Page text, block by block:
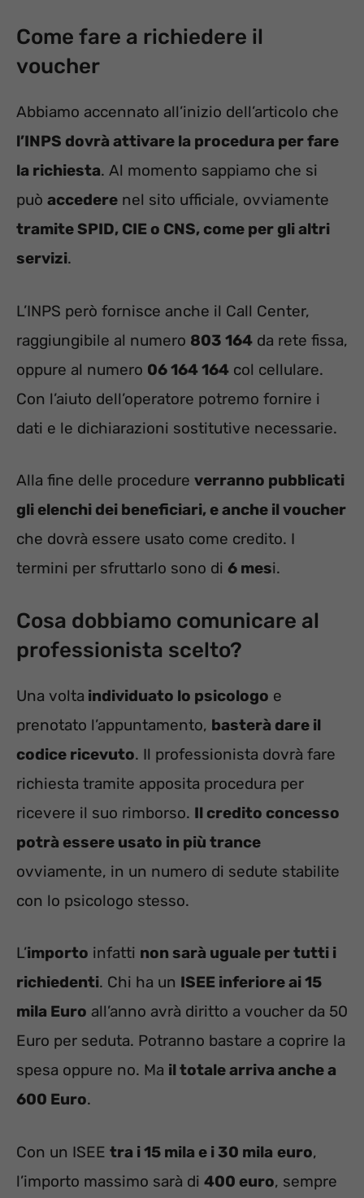
Come fare a richiedere il
voucher
Abbiamo accennato all’inizio dell’articolo che
l’INPS dovrà attivare la procedura per fare
la richiesta. Al momento sappiamo che si
può accedere nel sito ufficiale, ovviamente
tramite SPID, CIE o CNS, come per gli altri
servizi.
L’INPS però fornisce anche il Call Center,
raggiungibile al numero 803 164 da rete fissa,
oppure al numero 06 164 164 col cellulare.
Con l’aiuto dell’operatore potremo fornire i
dati e le dichiarazioni sostitutive necessarie.
Alla fine delle procedure verranno pubblicati
gli elenchi dei beneficiari, e anche il voucher
che dovrà essere usato come credito. I
termini per sfruttarlo sono di 6 mesi.
Cosa dobbiamo comunicare al
professionista scelto?
Una volta individuato lo psicologo e
prenotato l’appuntamento, basterà dare il
codice ricevuto. Il professionista dovrà fare
richiesta tramite apposita procedura per
ricevere il suo rimborso. Il credito concesso
potrà essere usato in più trance
ovviamente, in un numero di sedute stabilite
con lo psicologo stesso.
L’importo infatti non sarà uguale per tutti i
richiedenti. Chi ha un ISEE inferiore ai 15
mila Euro all’anno avrà diritto a voucher da 50
Euro per seduta. Potranno bastare a coprire la
spesa oppure no. Ma il totale arriva anche a
600 Euro.
Con un ISEE tra i 15 mila e i 30 mila euro,
l’importo massimo sarà di 400 euro, sempre